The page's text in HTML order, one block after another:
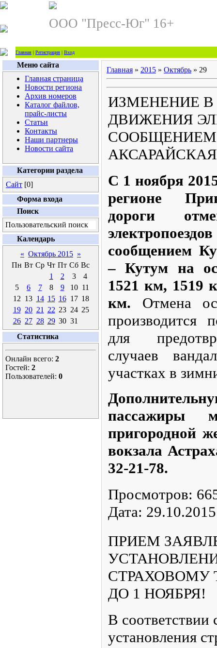
ООО "Пресс-Юг" 16+
Главная | Регистрация | Вход
Меню сайта
Главная страница
Новости региона
Архив номеров
Каталог файлов,
прайс-листы
Статьи
Контакты
Наши партнеры
Новости сайта
Категории раздела
Сайт [0]
Форма входа
Поиск
Пользовательский поиск
Календарь
« Октябрь 2015 »
Пн Вт Ср Чт Пт Сб Вс
1
2 3
4
5
6 7 8 9 10 11
12 13 14 15 16 17 18
19 20 21 22 23 24 25
26 27 28 29 30 31
Статистика
Онлайн всего: 2
Гостей: 2
Пользователей: 0
Главная » 2015 » Октябрь » 29
ИЗМЕНЕНИЕ
ДВИЖЕНИЯ
С 1 ноября
регионе
дороги
сообщением
– Кутум на
1521 км, 1519
км. Отмена
производится
для
случаев
участках в
пассажиры
пригородной
вокзала
32-21-78.
Просмотров:
Дата: 29.10.2015
ПРИЕМ
СТРАХОВОМУ
ДО 1 НОЯБРЯ!
В
установления